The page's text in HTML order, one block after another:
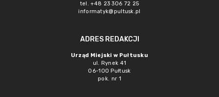
tel. +48 23 306 72 25
informatyk@pultusk.pl
ADRES REDAKCJI
Urząd Miejski w Pułtusku
ul. Rynek 41
06-100 Pułtusk
pok. nr 1